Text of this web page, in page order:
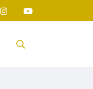
RECHERCHE